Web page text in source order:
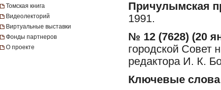
Томская книга
Видеолекторий
Виртуальные выставки
Фонды партнеров
О проекте
Причулымская
1991.
№ 12 (7628) (20
городской Совет
редактора И. К.
Ключевые слова